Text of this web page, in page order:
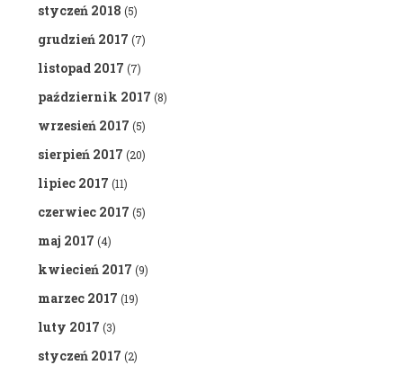
styczeń 2018 (5)
grudzień 2017 (7)
listopad 2017 (7)
październik 2017 (8)
wrzesień 2017 (5)
sierpień 2017 (20)
lipiec 2017 (11)
czerwiec 2017 (5)
maj 2017 (4)
kwiecień 2017 (9)
marzec 2017 (19)
luty 2017 (3)
styczeń 2017 (2)